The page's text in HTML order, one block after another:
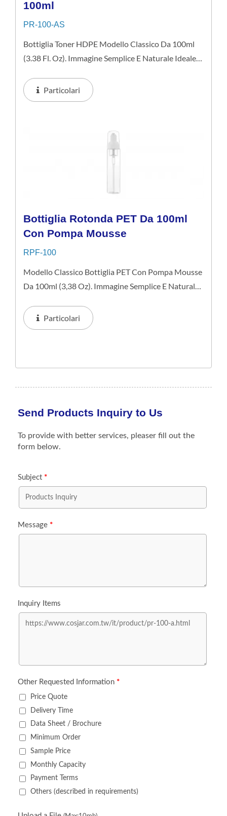
100ml
PR-100-AS
Bottiglia Toner HDPE Modello Classico Da 100ml
(3.38 Fl. Oz). Immagine Semplice E Naturale Ideale
Media. Si Consiglia Di Applicare In Forma Liquida.
Particolari
Bottiglia Rotonda PET Da 100ml
Con Pompa Mousse
RPF-100
Modello Classico Bottiglia PET Con Pompa Mousse
Da 100ml (3,38 Oz). Immagine Semplice E Naturale
Media.Particolari